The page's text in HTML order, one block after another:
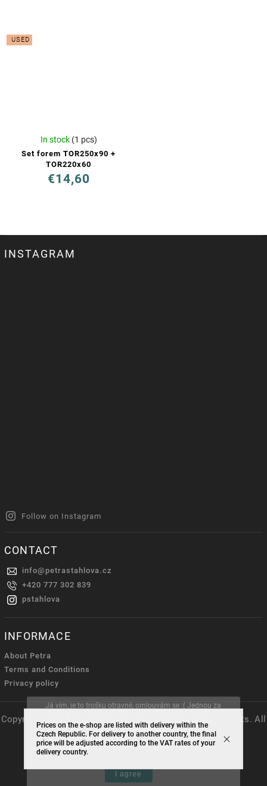
Já vím, je to trošku otravné, omlouvám se :( Jednou za
Vaše údaje nikdy nikomu nepředám a že nikdy
nedostanete žádný nevyžádaný e-mail.
Tento web používá soubory cookie. Dalším procházením
tohoto webu vyjadřujete souhlas s jejich používáním.. Více
I agree
Prices on the e-shop are listed with delivery within the
Czech Republic. For delivery to another country, the final
price will be adjusted according to the VAT rates of your
delivery country.
USED
Set forem TOR250x90 +
TOR220x60
In stock (1 pcs)
€14,60
INSTAGRAM
Follow on Instagram
CONTACT
info@petrastahlova.cz
+420 777 302 839
pstahlova
INFORMACE
About Petra
Terms and Conditions
Privacy policy
Copyright 2026 Petra Stahlová - pastry tools and ingredients. All
rights reserved.
VytvořilShoptet| DesignShoptak.cz.